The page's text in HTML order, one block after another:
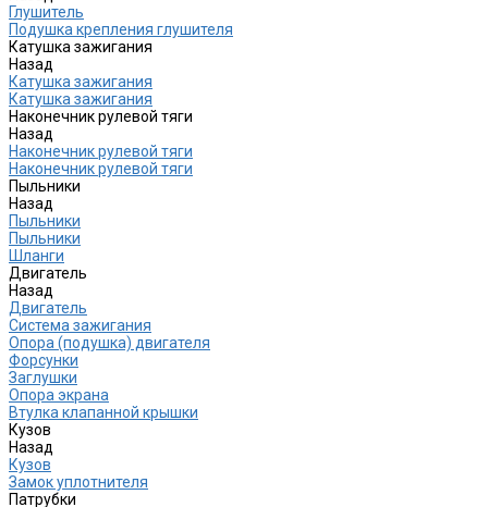
Глушитель
Подушка крепления глушителя
Катушка зажигания
Назад
Катушка зажигания
Катушка зажигания
Наконечник рулевой тяги
Назад
Наконечник рулевой тяги
Наконечник рулевой тяги
Пыльники
Назад
Пыльники
Пыльники
Шланги
Двигатель
Назад
Двигатель
Система зажигания
Опора (подушка) двигателя
Форсунки
Заглушки
Опора экрана
Втулка клапанной крышки
Кузов
Назад
Кузов
Замок уплотнителя
Патрубки